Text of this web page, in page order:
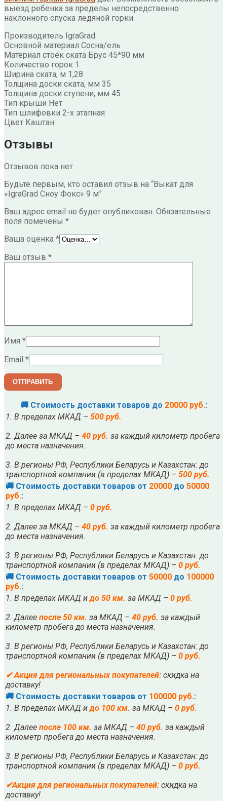
выезд ребенка за пределы непосредственно
наклонного спуска ледяной горки.
Производитель IgraGrad
Основной материал Сосна/ель
Материал стоек ската Брус 45*90 мм
Количество горок 1
Ширина ската, м 1,28
Толщина доски ската, мм 35
Толщина доски ступени, мм 45
Тип крыши Нет
Тип шлифовки 2-х этапная
Цвет Каштан
Отзывы
Отзывов пока нет.
Будьте первым, кто оставил отзыв на “Выкат для
«IgraGrad Сноу Фокс» 9 м”
Ваш адрес email не будет опубликован. Обязательные
поля помечены *
Ваша оценка *
Ваш отзыв *
Имя *
Email *
🚚 Стоимость доставки товаров до 20000 руб.:
1. В пределах МКАД – 500 руб.
2. Далее за МКАД – 40 руб. за каждый километр пробега
до места назначения.
3. В регионы РФ, Республики Беларусь и Казахстан: до
транспортной компании (в пределах МКАД) – 500 руб.
🚚 Стоимость доставки товаров от 20000 до 50000
руб.:
1. В пределах МКАД – 0 руб.
2. Далее за МКАД – 40 руб. за каждый километр пробега
до места назначения.
3. В регионы РФ, Республики Беларусь и Казахстан: до
транспортной компании (в пределах МКАД) – 0 руб.
🚚 Стоимость доставки товаров от 50000 до 100000
руб.:
1. В пределах МКАД идо 50 км. за МКАД – 0 руб.
2. Далее после 50 км. за МКАД – 40 руб. за каждый
километр пробега до места назначения.
3. В регионы РФ, Республики Беларусь и Казахстан: до
транспортной компании (в пределах МКАД) – 0 руб.
✔ Акция для региональных покупателей: скидка на
доставку!
🚚 Стоимость доставки товаров от 100000 руб.:
1. В пределах МКАД идо 100 км. за МКАД – 0 руб.
2. Далее после 100 км. за МКАД – 40 руб. за каждый
километр пробега до места назначения.
3. В регионы РФ, Республики Беларусь и Казахстан: до
транспортной компании (в пределах МКАД) – 0 руб.
✔Акция для региональных покупателей: скидка на
доставку!